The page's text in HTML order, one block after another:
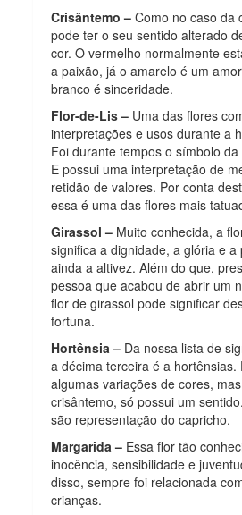
Crisântemo – Como no caso da
pode ter o seu sentido alterado
cor. O vermelho normalmente
a paixão, já o amarelo é um
branco é sinceridade.
Flor-de-Lis – Uma das flores
interpretações e usos durante a
Foi durante tempos o símbolo
E possui uma interpretação de
retidão de valores. Por conta
essa é uma das flores mais
Girassol – Muito conhecida, a
significa a dignidade, a glória e a
ainda a altivez. Além do que,
pessoa que acabou de abrir um
flor de girassol pode significar
fortuna.
Hortênsia – Da nossa lista de
a décima terceira é a hortênsias.
algumas variações de cores,
crisântemo, só possui um
são representação do capricho.
Margarida – Essa flor tão
inocência, sensibilidade e
disso, sempre foi relacionada
crianças.